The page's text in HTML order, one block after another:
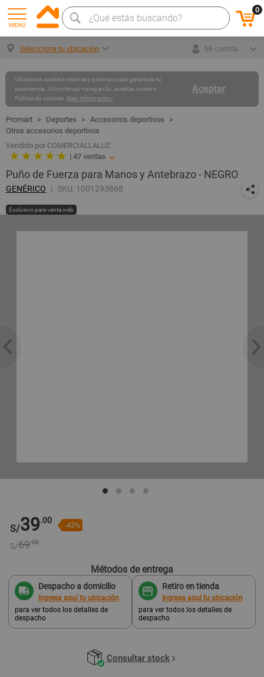
MENÚ
0
Selecciona tu ubicación Mi cuenta
Aceptar
Utilizamos cookies internas y externas para garantizar tu
experiencia. Al continuar navegando, aceptas nuestra
Política de cookies. Más información.
Deportes
Accesorios deportivos
Otros accesorios deportivos
Vendido por COMERCIALLALUZ
★ ★ ★ ★ ★ | 47 ventas
Puño de Fuerza para Manos y Antebrazo - NEGRO
GENÉRICO SKU: 1001293868
Exclusivo para venta web
S/39.00 -43%
S/69.00
Métodos de entrega
Despacho a domicilio
Ingresa aquí tu ubicación
para ver todos los detalles de
despacho
Retiro en tienda
Ingresa aquí tu ubicación
para ver todos los detalles de
despacho
Consultar stock